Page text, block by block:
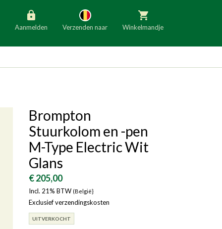
Aanmelden Verzenden naar
Slovenië
Denemarken Finland
Bulgarije
Winkelmandje
Brompton
Stuurkolom en -pen
M-Type Electric Wit
Glans
€ 205,00
Incl. 21% BTW (België}
Exclusief verzendingskosten
UITVERKOCHT